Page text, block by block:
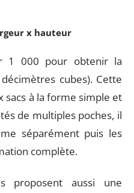
x hauteur
1 000 pour obtenir la
cubes). Cette
sacs à la forme simple et
de multiples poches, il
séparément puis les
complète.
proposent aussi une